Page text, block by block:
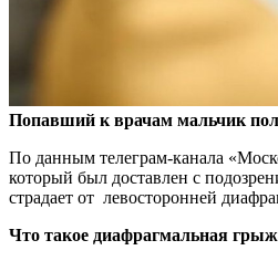
Попавший к врачам мальчик
По данным телеграм-канала
который был доставлен с
страдает от левосторонней
Что такое диафрагмальная